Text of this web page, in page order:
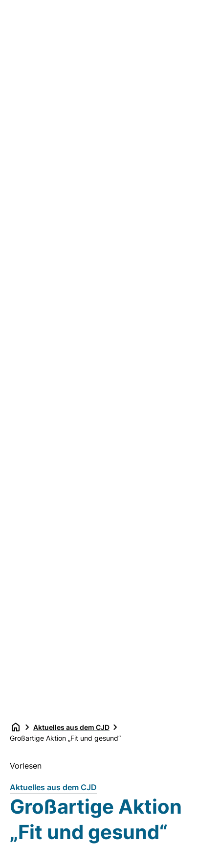
Aktuelles aus dem CJD
Großartige Aktion „Fit und gesund“
Vorlesen
Aktuelles aus dem CJD
Großartige Aktion
„Fit und gesund“